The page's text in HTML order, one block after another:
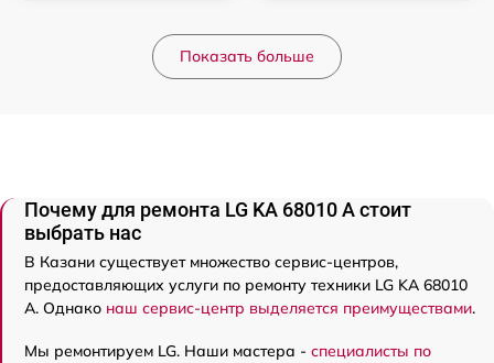
Показать больше
Почему для ремонта LG KA 68010 A стоит
выбрать нас
В Казани существует множество сервис-центров,
предоставляющих услуги по ремонту техники LG KA 68010
A. Однако наш сервис-центр выделяется преимуществами.
Мы ремонтируем LG. Наши мастера - специалисты по